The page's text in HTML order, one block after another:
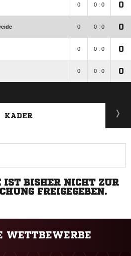
0 0 : 0 0
0 0 : 0 0
0 0 : 0 0
0 0 : 0 0
KADER
IST BISHER NICHT ZUR
FREIGEGEBEN.
WETTBEWERBE